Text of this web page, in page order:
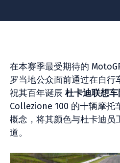
在本赛季最受期待的
罗当地公众面前通过在自行
祝其百年诞辰 杜卡迪联想
Collezione 100 的十辆摩托
概念，将其颜色与杜卡迪员
道。